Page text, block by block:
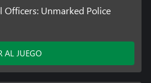
Officers: Unmarked Police
AL JUEGO